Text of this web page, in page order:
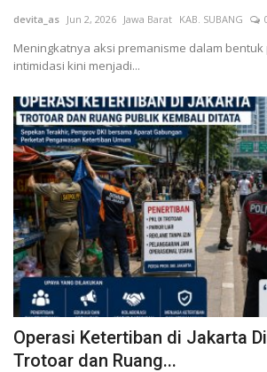
devita_as Jun 2, 2026 Jawa Barat KAB. SUBANG
Meningkatnya aksi premanisme dalam
intimidasi kini menjadi...
Operasi Ketertiban di Jakarta
Trotoar dan Ruang...